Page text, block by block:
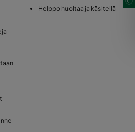
Helppo huoltaa ja käsitellä